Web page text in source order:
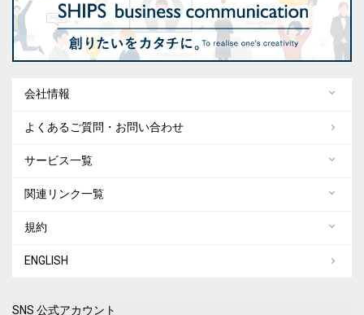
会社情報
よくあるご質問・お問い合わせ
サービス一覧
関連リンク一覧
規約
ENGLISH
SNS 公式アカウント